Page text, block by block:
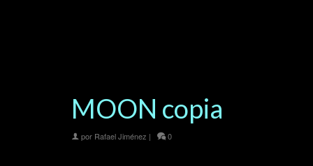
MOON copia
por Rafael Jiménez | 0